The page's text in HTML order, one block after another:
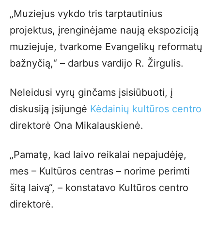
„Muziejus vykdo tris tarptautinius
projektus, įrenginėjame naują ekspoziciją
muziejuje, tvarkome Evangelikų reformatų
bažnyčią,“ – darbus vardijo R. Žirgulis.
Neleidusi vyrų ginčams įsisiūbuoti, į
diskusiją įsijungė Kėdainių kultūros centro
direktorė Ona Mikalauskienė.
„Pamatę, kad laivo reikalai nepajudėję,
mes – Kultūros centras – norime perimti
šitą laivą“, – konstatavo Kultūros centro
direktorė.